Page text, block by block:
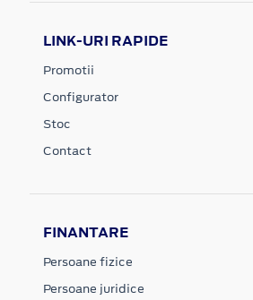
LINK-URI RAPIDE
Promotii
Configurator
Stoc
Contact
FINANTARE
Persoane fizice
Persoane juridice